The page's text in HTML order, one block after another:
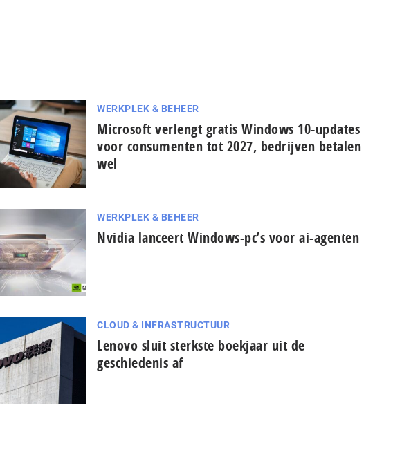
WERKPLEK & BEHEER
Microsoft verlengt gratis Windows 10-updates
voor consumenten tot 2027, bedrijven betalen
wel
WERKPLEK & BEHEER
Nvidia lanceert Windows-pc’s voor ai-agenten
CLOUD & INFRASTRUCTUUR
Lenovo sluit sterkste boekjaar uit de
geschiedenis af